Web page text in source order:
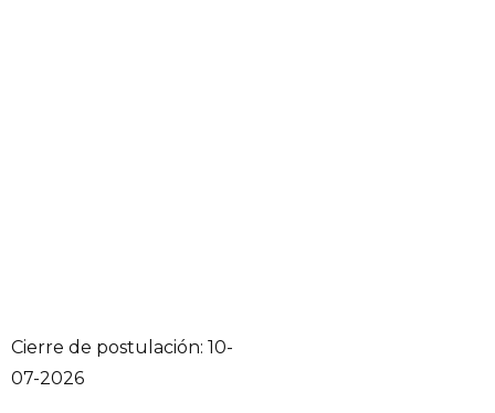
Cierre de postulación: 10-
07-2026